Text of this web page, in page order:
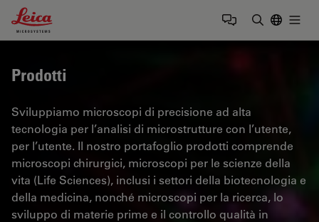
Leica Microsystems Logo
Prodotti
Sviluppiamo microscopi di precisione ad alta
tecnologia per l’analisi di microstrutture con l’utente,
per l’utente. Il nostro portafoglio prodotti comprende
microscopi chirurgici, microscopi per le scienze della
vita (Life Sciences), inclusi i settori della biotecnologia e
della medicina, nonché microscopi per la ricerca, lo
sviluppo di materie prime e il controllo qualità in